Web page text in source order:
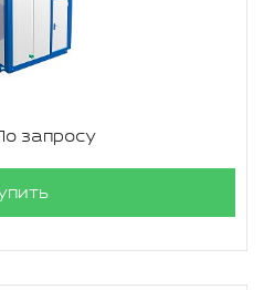
запросу